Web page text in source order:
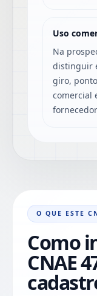
Uso
Na
distinguir
giro,
comercial
O QUE ESTE
Como
CNAE